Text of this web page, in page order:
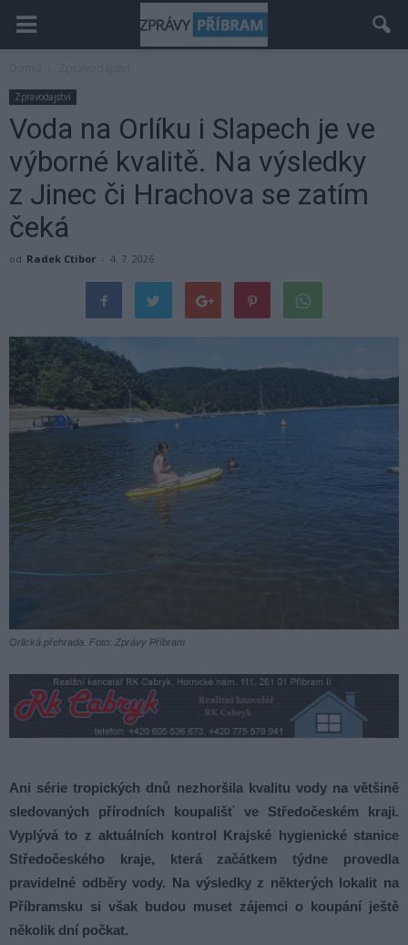
Zpravodajství
Voda na Orlíku i Slapech je ve
výborné kvalitě. Na výsledky
z Jinec či Hrachova se zatím
čeká
od Radek Ctibor - 4. 7. 2026
Orlická přehrada. Foto: Zprávy Příbram
Ani série tropických dnů nezhoršila kvalitu vody na většině
sledovaných přírodních koupališť ve Středočeském kraji.
Vyplývá to z aktuálních kontrol Krajské hygienické stanice
Středočeského kraje, která začátkem týdne provedla
pravidelné odběry vody. Na výsledky z některých lokalit na
Příbramsku si však budou muset zájemci o koupání ještě
několik dní počkat.